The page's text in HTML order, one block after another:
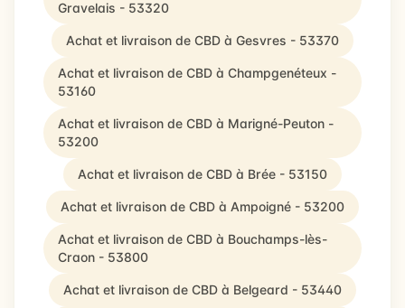
Gravelais - 53320
Achat et livraison de CBD à Gesvres - 53370
Achat et livraison de CBD à Champgenéteux -
53160
Achat et livraison de CBD à Marigné-Peuton -
53200
Achat et livraison de CBD à Brée - 53150
Achat et livraison de CBD à Ampoigné - 53200
Achat et livraison de CBD à Bouchamps-lès-
Craon - 53800
Achat et livraison de CBD à Belgeard - 53440